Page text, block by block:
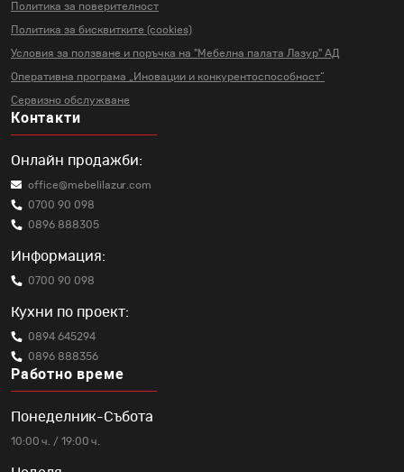
Политика за поверителност
Политика за бисквитките (cookies)
Условия за ползване и поръчка на "Мебелна палата Лазур" АД
Оперативна програма „Иновации и конкурентоспособност“
Сервизно обслужване
Контакти
Онлайн продажби:
office@mebelilazur.com
0700 90 098
0896 888305
Информация:
0700 90 098
Кухни по проект:
0894 645294
0896 888356
Работно време
Понеделник-Събота
10:00 ч. / 19:00 ч.